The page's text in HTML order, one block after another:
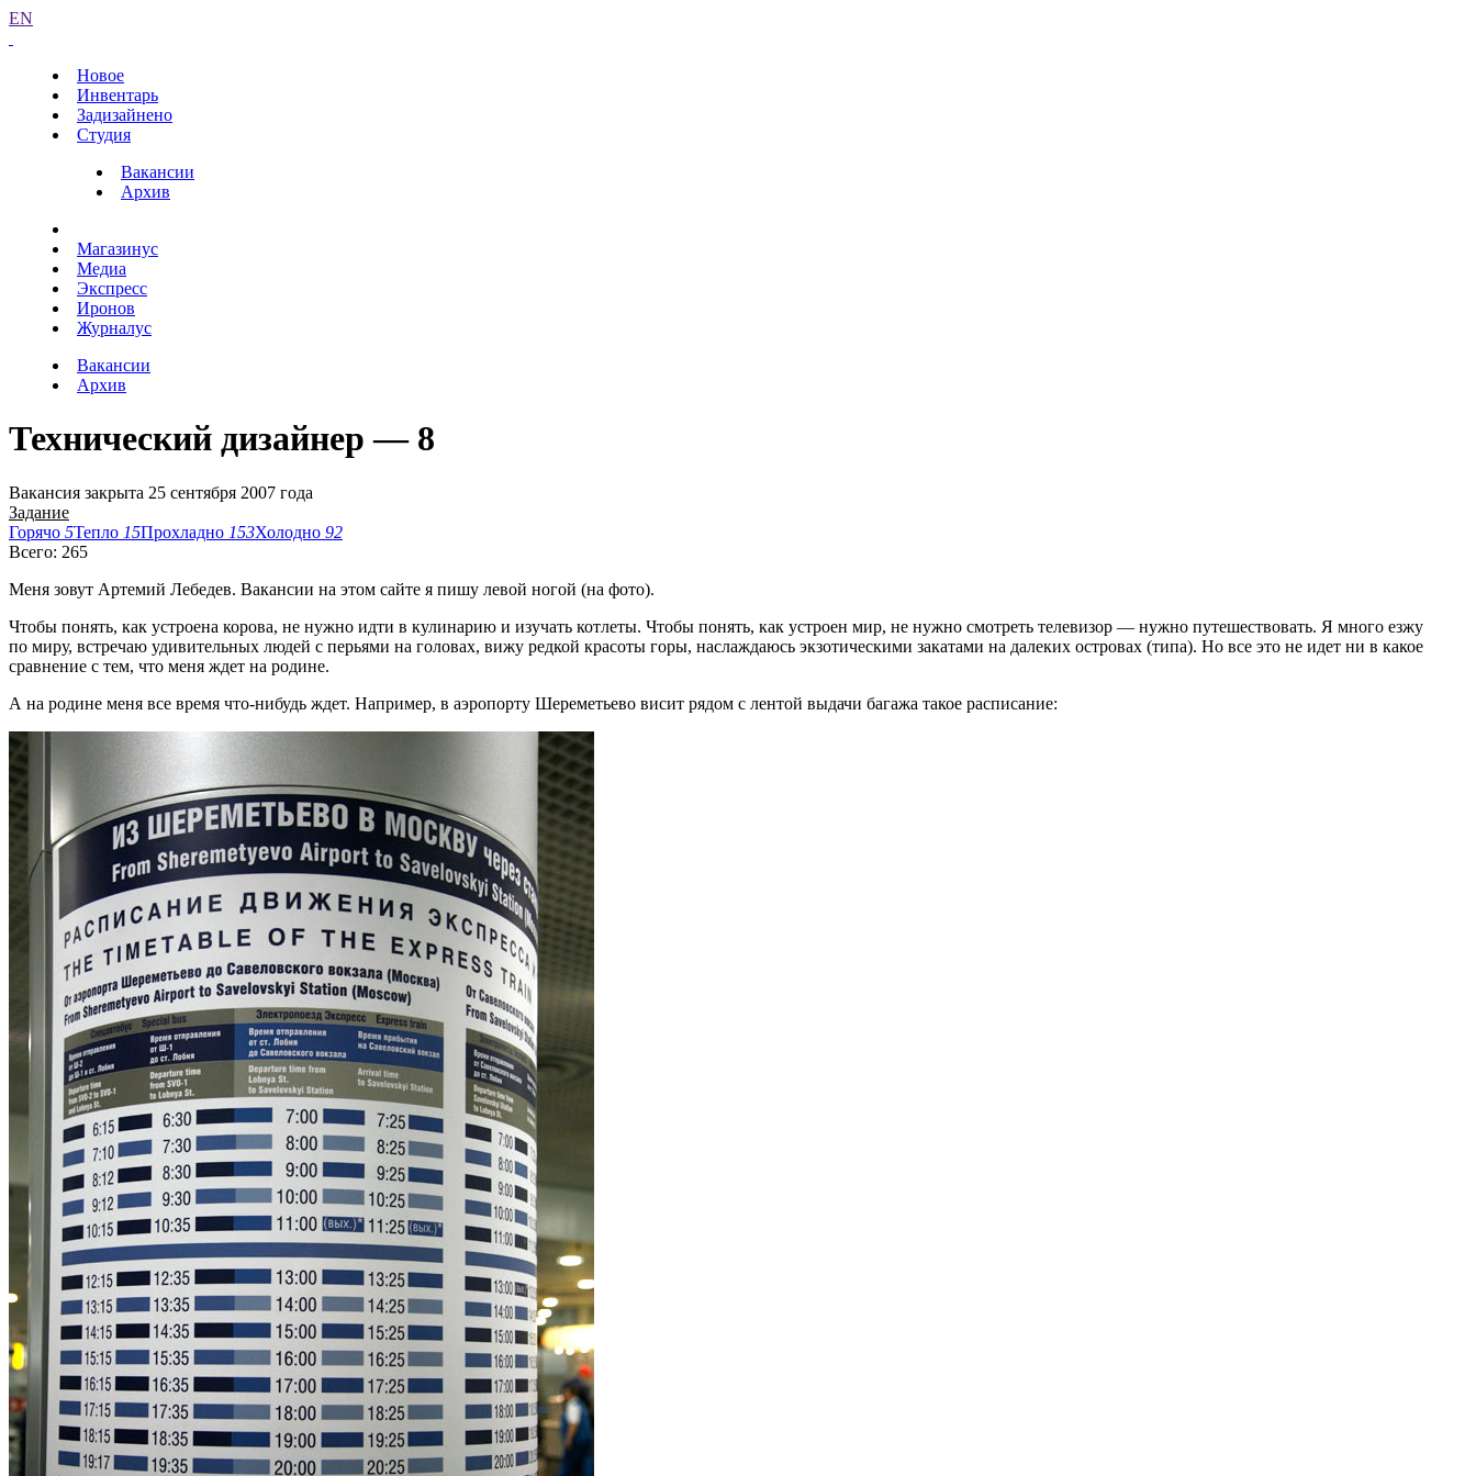
EN
Новое
Инвентарь
Задизайнено
Студия
Вакансии
Архив
Магазинус
Медиа
Экспресс
Иронов
Журналус
Вакансии
Архив
Технический дизайнер — 8
Вакансия закрыта 25 сентября 2007 года
Задание
Горячо 5Тепло 15Прохладно 153Холодно 92
Всего: 265
Меня зовут Артемий Лебедев. Вакансии на этом сайте я пишу левой ногой (на фото).
Чтобы понять, как устроена корова, не нужно идти в кулинарию и изучать котлеты. Чтобы понять, как устроен мир, не нужно смотреть телевизор — нужно путешествовать. Я много езжу
по миру, встречаю удивительных людей с перьями на головах, вижу редкой красоты горы, наслаждаюсь экзотическими закатами на далеких островах (типа). Но все это не идет ни в какое
сравнение с тем, что меня ждет на родине.
А на родине меня все время что-нибудь ждет. Например, в аэропорту Шереметьево висит рядом с лентой выдачи багажа такое расписание: